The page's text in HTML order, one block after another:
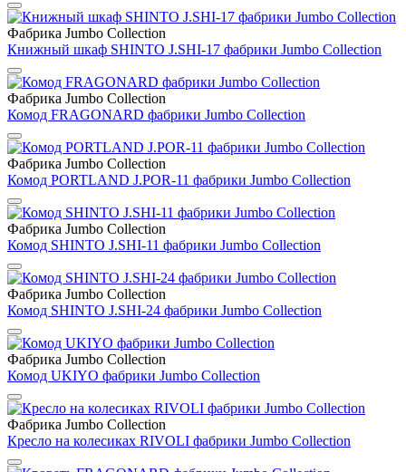
Фабрика Jumbo Collection
Книжный шкаф SHINTO J.SHI-17 фабрики Jumbo Collection
Фабрика Jumbo Collection
Комод FRAGONARD фабрики Jumbo Collection
Фабрика Jumbo Collection
Комод PORTLAND J.POR-11 фабрики Jumbo Collection
Фабрика Jumbo Collection
Комод SHINTO J.SHI-11 фабрики Jumbo Collection
Фабрика Jumbo Collection
Комод SHINTO J.SHI-24 фабрики Jumbo Collection
Фабрика Jumbo Collection
Комод UKIYO фабрики Jumbo Collection
Фабрика Jumbo Collection
Кресло на колесиках RIVOLI фабрики Jumbo Collection